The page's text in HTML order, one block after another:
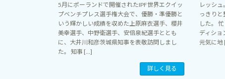
5月にポーランドで開催されたIPF世界エクイッ
プベンチプレス選手権大会で、優勝・準優勝と
いう輝かしい成績を収めた上原麻衣選手、櫻井
美幸選手、中野衛選手、安倍泉紀選手ととも
に、大井川和彦茨城県知事を表敬訪問しまし
た。 知事 […]
詳しく見る
レッシ
っきり
した。
ディショ
元気に地